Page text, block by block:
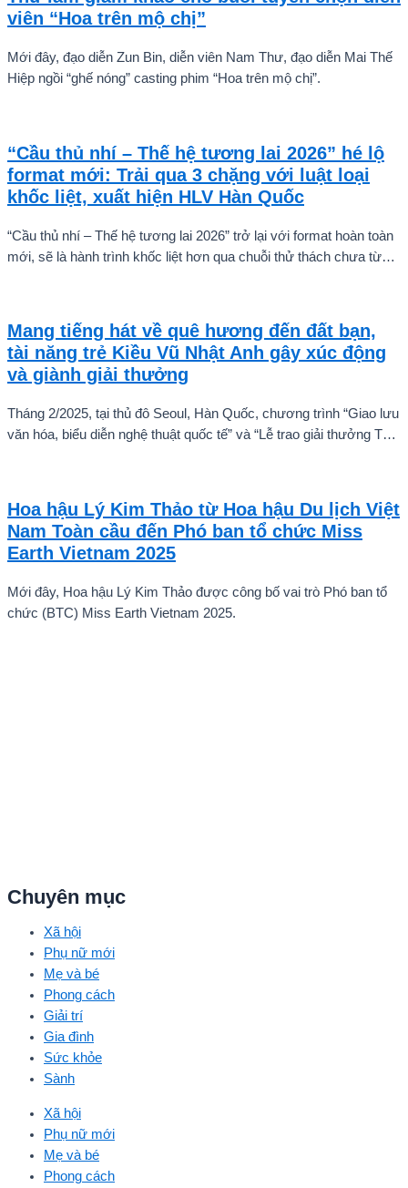
viên “Hoa trên mộ chị”
Mới đây, đạo diễn Zun Bin, diễn viên Nam Thư, đạo diễn Mai Thế
Hiệp ngồi “ghế nóng” casting phim “Hoa trên mộ chị”.
“Cầu thủ nhí – Thế hệ tương lai 2026” hé lộ
format mới: Trải qua 3 chặng với luật loại
khốc liệt, xuất hiện HLV Hàn Quốc
“Cầu thủ nhí – Thế hệ tương lai 2026” trở lại với format hoàn toàn
mới, sẽ là hành trình khốc liệt hơn qua chuỗi thử thách chưa từng
sàng chinh phục thử thách.
Mang tiếng hát về quê hương đến đất bạn,
tài năng trẻ Kiều Vũ Nhật Anh gây xúc động
và giành giải thưởng
Tháng 2/2025, tại thủ đô Seoul, Hàn Quốc, chương trình “Giao lưu
văn hóa, biểu diễn nghệ thuật quốc tế” và “Lễ trao giải thưởng Tài
ấn tượng mạnh với giọng hát trữ tình sâu lắng, mang đậm hơi thở
quê hương.
Hoa hậu Lý Kim Thảo từ Hoa hậu Du lịch Việt
Nam Toàn cầu đến Phó ban tổ chức Miss
Earth Vietnam 2025
Mới đây, Hoa hậu Lý Kim Thảo được công bố vai trò Phó ban tổ
chức (BTC) Miss Earth Vietnam 2025.
Chuyên mục
Xã hội
Phụ nữ mới
Mẹ và bé
Phong cách
Giải trí
Gia đình
Sức khỏe
Sành
Xã hội
Phụ nữ mới
Mẹ và bé
Phong cách